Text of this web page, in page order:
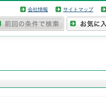
会社情報 サイトマップ